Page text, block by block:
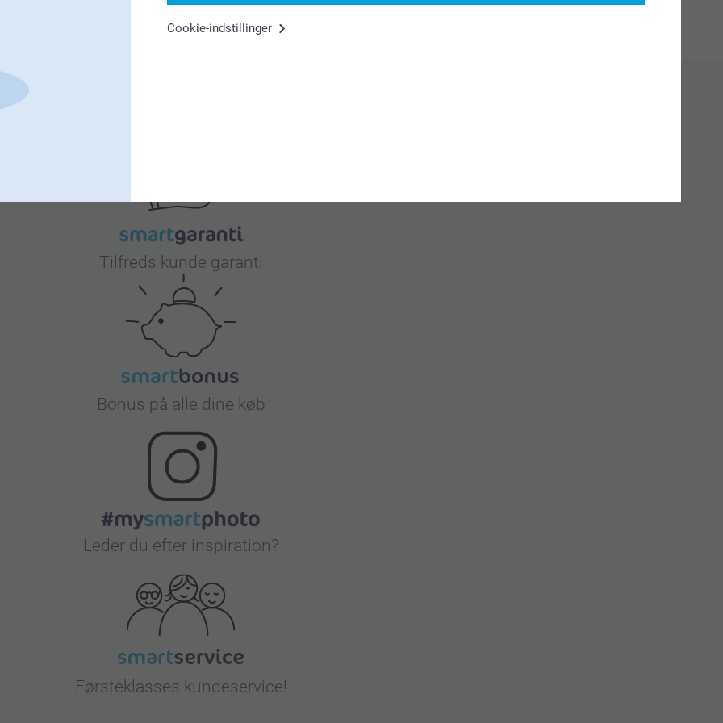
Cookie-indstillinger
du får glæde af den i lang tid fremover.
Tilfreds kunde garanti
Bonus på alle dine køb
Leder du efter inspiration?
Førsteklasses kundeservice!